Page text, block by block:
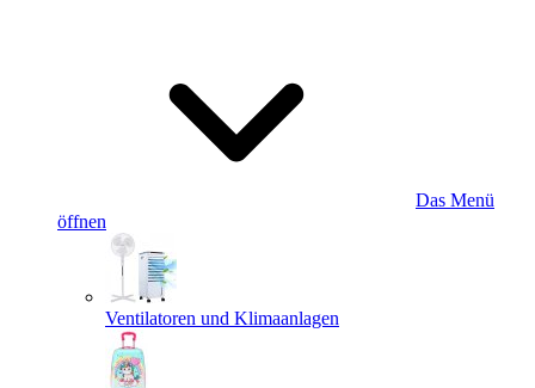
Das Menü
öffnen
Ventilatoren und Klimaanlagen